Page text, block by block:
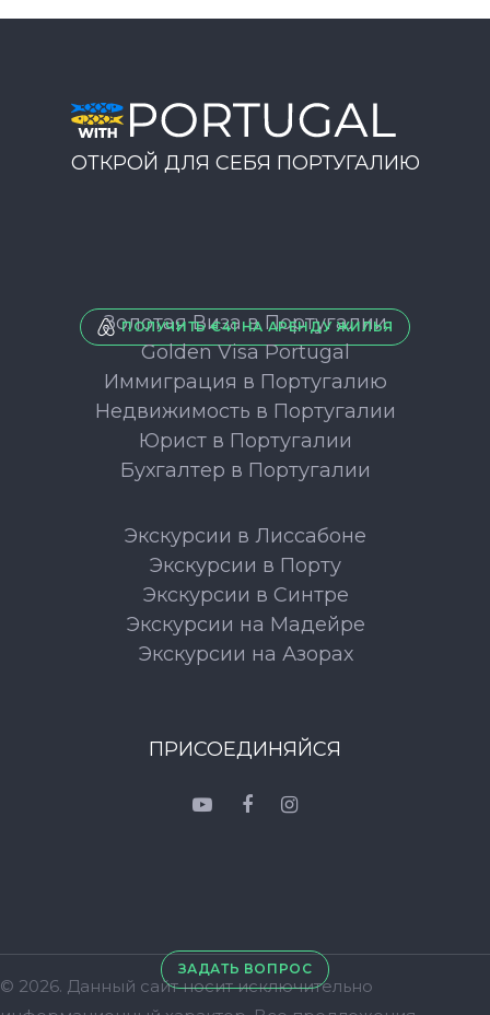
ОТКРОЙ ДЛЯ СЕБЯ ПОРТУГАЛИЮ
ПОЛУЧИТЬ €41 НА АРЕНДУ ЖИЛЬЯ
Золотая Виза в Португалии
Golden Visa Portugal
Иммиграция в Португалию
Недвижимость в Португалии
Юрист в Португалии
Бухгалтер в Португалии
Экскурсии в Лиссабоне
Экскурсии в Порту
Экскурсии в Синтре
Экскурсии на Мадейре
Экскурсии на Азорах
ПРИСОЕДИНЯЙСЯ
ЗАДАТЬ ВОПРОС
© 2026. Данный сайт носит исключительно